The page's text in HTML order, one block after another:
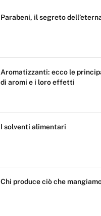
Parabeni, il segreto
Aromatizzanti: ecco le
di aromi e i loro effetti
I solventi alimentari
Chi produce ciò che